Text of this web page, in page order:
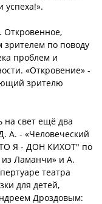
успеха!».
Откровенное,
по поводу
проблем и
«Откровение» -
зрителю
на свет ещё два
А. - «Человеческий
Я - ДОН КИХОТ" по
Ламанчи» и А.
театра
для детей,
Дроздовым: